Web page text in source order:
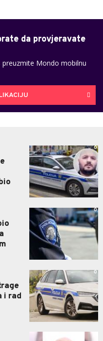
da provjeravate
Mondo mobilnu
0
0
i rad
0